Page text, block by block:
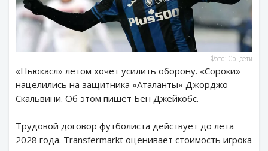
Фото: Соцсети
«Ньюкасл» летом хочет усилить оборону. «Сороки»
нацелились на защитника «Аталанты» Джорджо
Скальвини. Об этом пишет Бен Джейкобс.
Трудовой договор футболиста действует до лета
2028 года. Transfermarkt оценивает стоимость игрока